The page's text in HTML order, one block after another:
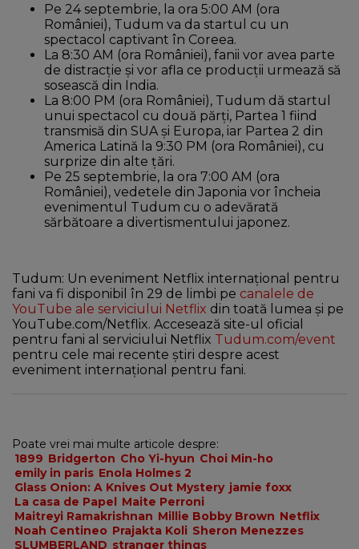
Pe 24 septembrie, la ora 5:00 AM (ora
României), Tudum va da startul cu un
spectacol captivant în Coreea.
La 8:30 AM (ora României), fanii vor avea parte
de distracție și vor afla ce producții urmează să
sosească din India.
La 8:00 PM (ora României), Tudum dă startul
unui spectacol cu două părți, Partea 1 fiind
transmisă din SUA și Europa, iar Partea 2 din
America Latină la 9:30 PM (ora României), cu
surprize din alte țări.
Pe 25 septembrie, la ora 7:00 AM (ora
României), vedetele din Japonia vor încheia
evenimentul Tudum cu o adevărată
sărbătoare a divertismentului japonez.
Tudum: Un eveniment Netflix internațional pentru
fani va fi disponibil în 29 de limbi pe canalele de
YouTube ale serviciului Netflix din toată lumea și pe
YouTube.com/Netflix. Accesează site-ul oficial
pentru fani al serviciului Netflix Tudum.com/event
pentru cele mai recente știri despre acest
eveniment internațional pentru fani.
Poate vrei mai multe articole despre:
1899 Bridgerton Cho Yi-hyun Choi Min-ho
emily in paris Enola Holmes 2
Glass Onion: A Knives Out Mystery jamie foxx
La casa de Papel Maite Perroni
Maitreyi Ramakrishnan Millie Bobby Brown Netflix
Noah Centineo Prajakta Koli Sheron Menezzes
SLUMBERLAND stranger things